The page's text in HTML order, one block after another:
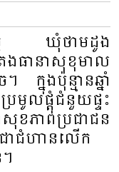
កិច្ច ឃុំថាមដូង
ធានាសុខុមាល
ក្នុងប៉ុន្មានឆ្នាំ
រមូលផ្តុំជំនួយផ្ទះ
ភាពប្រជាជន
ជាជំហានលើក